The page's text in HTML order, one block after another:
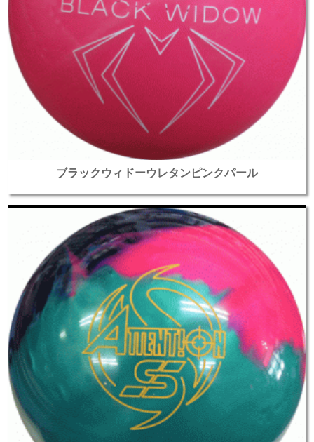
ブラックウィドーウレタンピンクパール